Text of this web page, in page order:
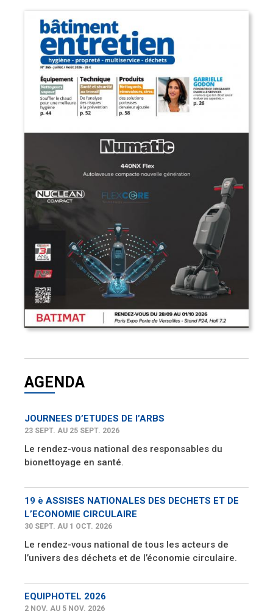
AGENDA
JOURNEES D’ETUDES DE l’ARBS
23 SEPT. AU 25 SEPT. 2026
Le rendez-vous national des responsables du
bionettoyage en santé.
19 è ASSISES NATIONALES DES DECHETS ET DE
L’ECONOMIE CIRCULAIRE
30 SEPT. AU 1 OCT. 2026
Le rendez-vous national de tous les acteurs de
l’univers des déchets et de l’économie circulaire.
EQUIPHOTEL 2026
2 NOV. AU 5 NOV. 2026